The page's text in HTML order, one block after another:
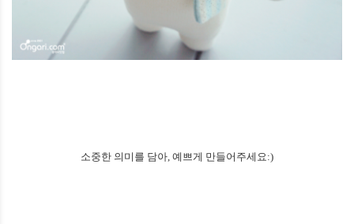
소중한 의미를 담아, 예쁘게 만들어주세요:)